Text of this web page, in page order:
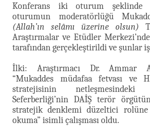
Konferans iki oturum şeklinde
oturumun moderatörlüğü
(Allah’ın selâmı üzerine olsun)
Araştırmalar ve Etüdler
tarafından gerçekleştirildi ve şunlar
İlki: Araştırmacı Dr. Ammar
“Mukaddes müdafaa fetvası ve
stratejisinin
Seferberliği’nin DAİŞ terör
stratejik denklemi düzeltici
okuma” isimli çalışması oldu.